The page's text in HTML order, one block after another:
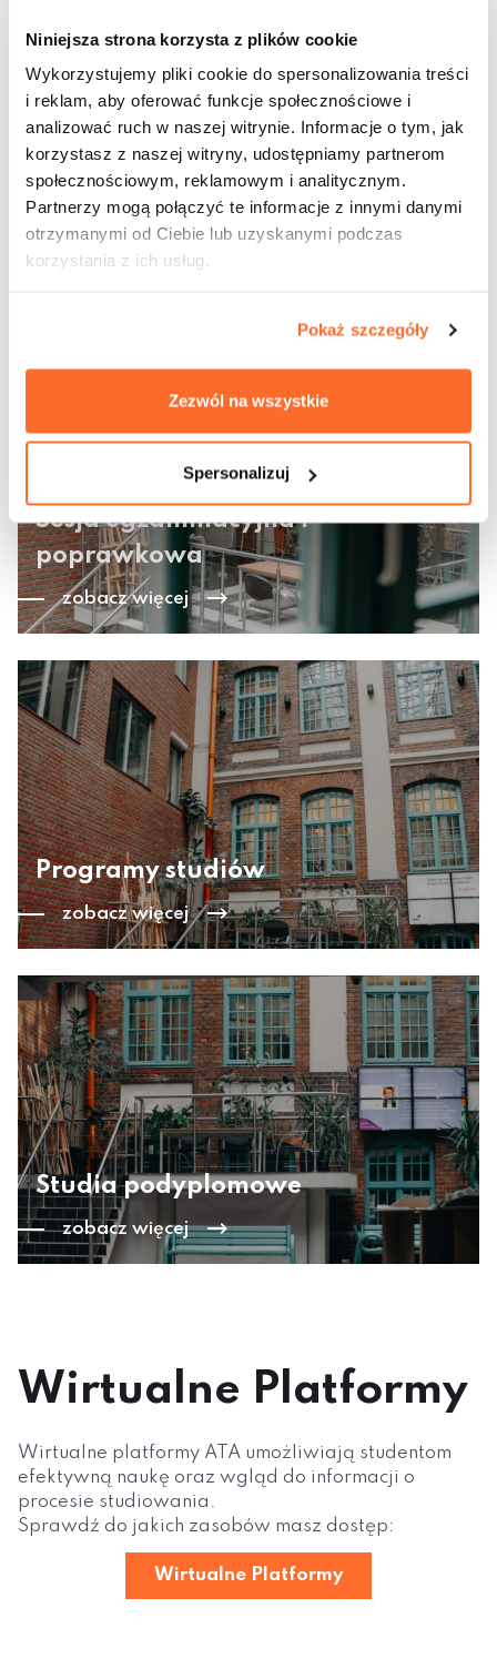
Niniejsza strona korzysta z plików cookie
Wykorzystujemy pliki cookie do spersonalizowania treści
i reklam, aby oferować funkcje społecznościowe i
analizować ruch w naszej witrynie. Informacje o tym, jak
korzystasz z naszej witryny, udostępniamy partnerom
społecznościowym, reklamowym i analitycznym.
Partnerzy mogą połączyć te informacje z innymi danymi
otrzymanymi od Ciebie lub uzyskanymi podczas
korzystania z ich usług.
Pokaż szczegóły
Zezwól na wszystkie
Spersonalizuj
Rozkłady zajęć
Sesja egzaminacyjna i
poprawkowa
zobacz więcej
Programy studiów
zobacz więcej
Studia podyplomowe
zobacz więcej
Wirtualne Platformy
Wirtualne platformy ATA umożliwiają studentom
efektywną naukę oraz wgląd do informacji o
procesie studiowania.
Sprawdź do jakich zasobów masz dostęp:
Wirtualne Platformy